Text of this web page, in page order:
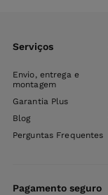
Serviços
Envio, entrega e
montagem
Garantia Plus
Blog
Perguntas Frequentes
Pagamento seguro